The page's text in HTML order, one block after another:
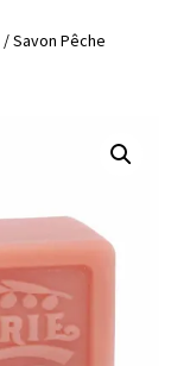
/ Savon Pêche